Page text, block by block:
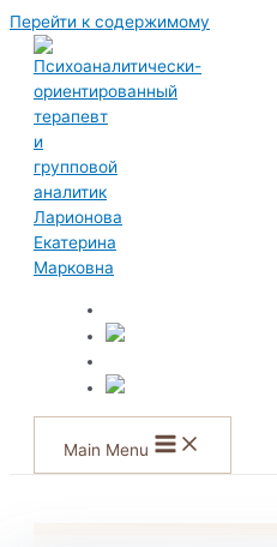
Перейти к содержимому
Main Menu